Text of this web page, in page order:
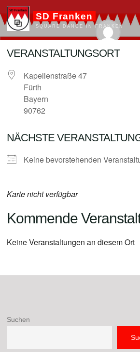
Zum
Inhalt
springen
SD Franken
SQUARE DANCE IN FRANKEN
admin
VERANSTALTUNGSORT
Kapellenstraße 47
Fürth
Bayern
90762
NÄCHSTE
Keine bevorstehenden
Karte nicht verfügbar
Kommende
Keine Veranstaltungen an diesem Ort
Suchen